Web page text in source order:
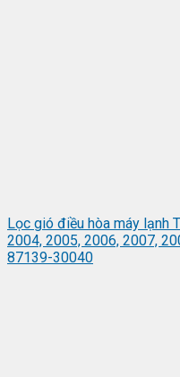
Lọc gió điều hòa máy lạnh
2004, 2005, 2006, 2007,
87139-30040